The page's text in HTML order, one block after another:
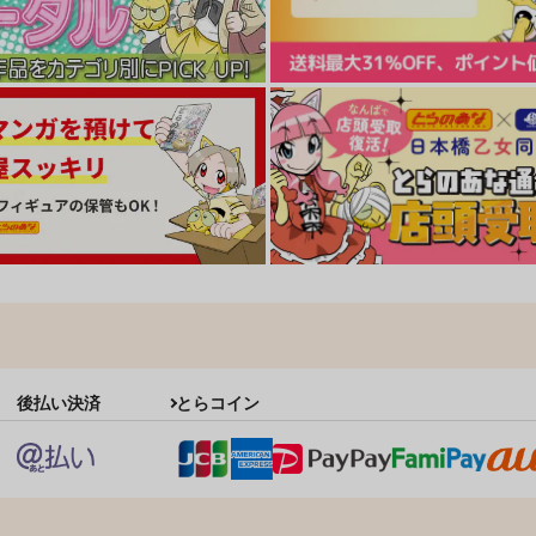
後払い決済 とらコイン